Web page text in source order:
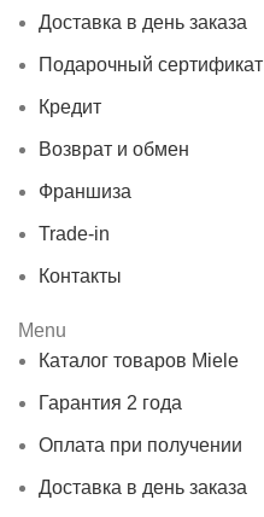
Доставка в день заказа
Подарочный сертификат
Кредит
Возврат и обмен
Франшиза
Trade-in
Контакты
Menu
Каталог товаров Miele
Гарантия 2 года
Оплата при получении
Доставка в день заказа